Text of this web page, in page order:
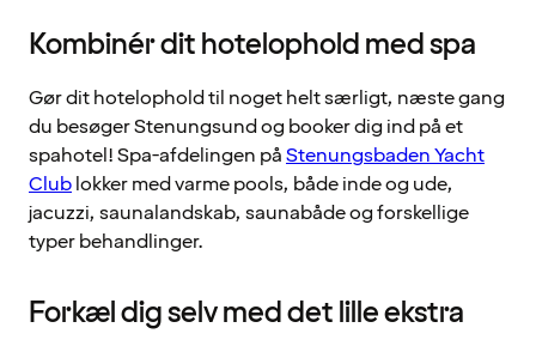
Kombinér dit hotelophold med spa
Gør dit hotelophold til noget helt særligt, næste gang
du besøger Stenungsund og booker dig ind på et
spahotel! Spa-afdelingen påStenungsbaden Yacht
Clublokker med varme pools, både inde og ude,
jacuzzi, saunalandskab, saunabåde og forskellige
typer behandlinger.
Forkæl dig selv med det lille ekstra